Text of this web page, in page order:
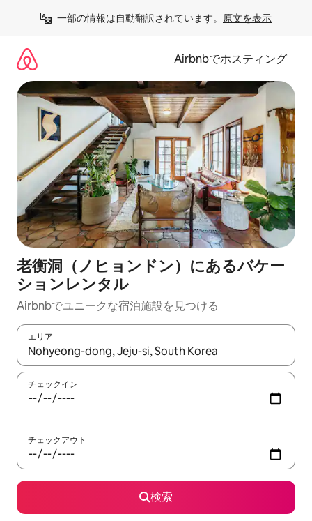
一部の情報は自動翻訳されています。 原文を表示
Airbnbでホスティング
老衡洞（ノヒョンドン）にあるバケー
ションレンタル
Airbnbでユニークな宿泊施設を見つける
エリア
検索結果が表示されたら、上下の矢印キーを使って移動するか
チェックイン
チェックアウト
検索